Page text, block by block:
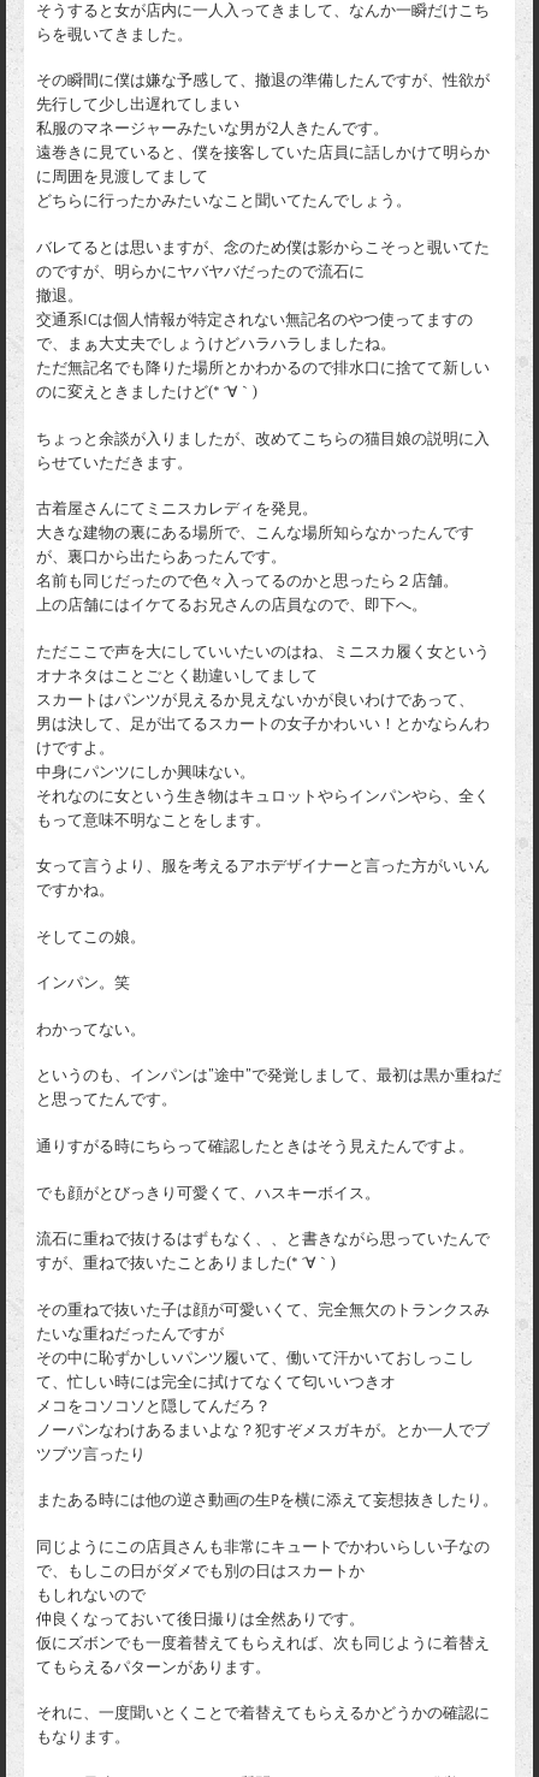
そうすると女が店内に一人入ってきまして、なんか一瞬だけこち
らを覗いてきました。
その瞬間に僕は嫌な予感して、撤退の準備したんですが、性欲が
先行して少し出遅れてしまい
私服のマネージャーみたいな男が2人きたんです。
遠巻きに見ていると、僕を接客していた店員に話しかけて明らか
に周囲を見渡してまして
どちらに行ったかみたいなこと聞いてたんでしょう。
バレてるとは思いますが、念のため僕は影からこそっと覗いてた
のですが、明らかにヤバヤバだったので流石に
撤退。
交通系ICは個人情報が特定されない無記名のやつ使ってますの
で、まぁ大丈夫でしょうけどハラハラしましたね。
ただ無記名でも降りた場所とかわかるので排水口に捨てて新しい
のに変えときましたけど(* ´∀｀)
ちょっと余談が入りましたが、改めてこちらの猫目娘の説明に入
らせていただきます。
古着屋さんにてミニスカレディを発見。
大きな建物の裏にある場所で、こんな場所知らなかったんです
が、裏口から出たらあったんです。
名前も同じだったので色々入ってるのかと思ったら２店舗。
上の店舗にはイケてるお兄さんの店員なので、即下へ。
ただここで声を大にしていいたいのはね、ミニスカ履く女という
オナネタはことごとく勘違いしてまして
スカートはパンツが見えるか見えないかが良いわけであって、
男は決して、足が出てるスカートの女子かわいい！とかならんわ
けですよ。
中身にパンツにしか興味ない。
それなのに女という生き物はキュロットやらインパンやら、全く
もって意味不明なことをします。
女って言うより、服を考えるアホデザイナーと言った方がいいん
ですかね。
そしてこの娘。
インパン。笑
わかってない。
というのも、インパンは”途中”で発覚しまして、最初は黒か重ねだ
と思ってたんです。
通りすがる時にちらって確認したときはそう見えたんですよ。
でも顔がとびっきり可愛くて、ハスキーボイス。
流石に重ねで抜けるはずもなく、、と書きながら思っていたんで
すが、重ねで抜いたことありました(* ´∀｀)
その重ねで抜いた子は顔が可愛いくて、完全無欠のトランクスみ
たいな重ねだったんですが
その中に恥ずかしいパンツ履いて、働いて汗かいておしっこし
て、忙しい時には完全に拭けてなくて匂いいつきオ
メコをコソコソと隠してんだろ？
ノーパンなわけあるまいよな？犯すぞメスガキが。とか一人でブ
ツブツ言ったり
またある時には他の逆さ動画の生Pを横に添えて妄想抜きしたり。
同じようにこの店員さんも非常にキュートでかわいらしい子なの
で、もしこの日がダメでも別の日はスカートか
もしれないので
仲良くなっておいて後日撮りは全然ありです。
仮にズボンでも一度着替えてもらえれば、次も同じように着替え
てもらえるパターンがあります。
それに、一度聞いとくことで着替えてもらえるかどうかの確認に
もなります。